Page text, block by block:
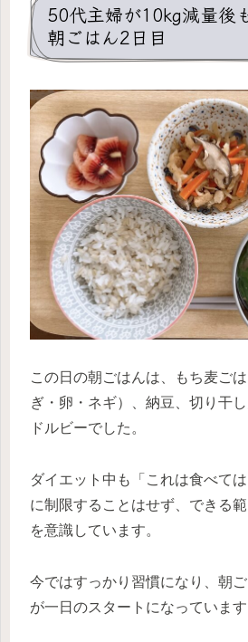
50代主婦が10kg減量後
朝ごはん2日目
この日の朝ごはんは、もち麦ご
ぎ・卵・ネギ）、納豆、切り干
ドルビーでした。
ダイエット中も「これは食べて
に制限することはせず、できる
を意識しています。
今ではすっかり習慣になり、朝
が一日のスタートになっています